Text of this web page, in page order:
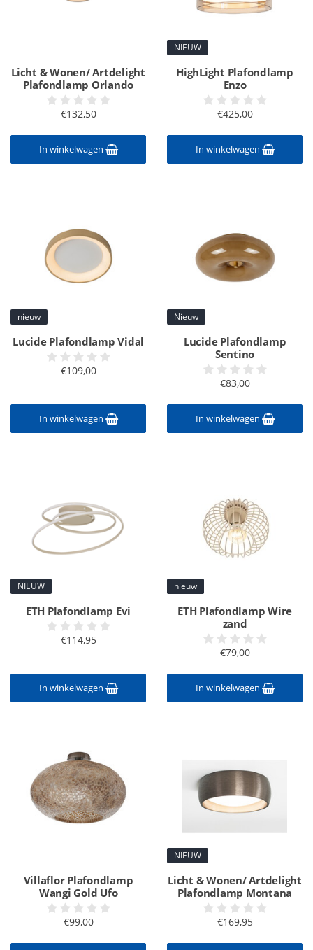
Licht & Wonen/ Artdelight
Plafondlamp Orlando
€132,50
In winkelwagen
NIEUW
HighLight Plafondlamp
Enzo
€425,00
In winkelwagen
nieuw
Lucide Plafondlamp Vidal
€109,00
In winkelwagen
Nieuw
Lucide Plafondlamp
Sentino
€83,00
In winkelwagen
NIEUW
ETH Plafondlamp Evi
€114,95
In winkelwagen
nieuw
ETH Plafondlamp Wire
zand
€79,00
In winkelwagen
Villaflor Plafondlamp
Wangi Gold Ufo
€99,00
NIEUW
Licht & Wonen/ Artdelight
Plafondlamp Montana
€169,95